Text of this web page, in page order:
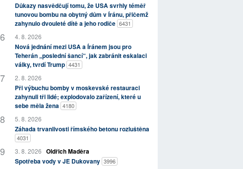
Důkazy nasvědčují tomu, že USA svrhly téměř
tunovou bombu na obytný dům v Íránu, přičemž
zahynulo dvouleté dítě a jeho rodiče 6431
4. 8. 2026
Nová jednání mezi USA a Íránem jsou pro
Teherán „poslední šancí“, jak zabránit eskalaci
války, tvrdí Trump 4431
2. 8. 2026
Při výbuchu bomby v moskevské restauraci
zahynuli tři lidé; explodovalo zařízení, které u
sebe měla žena 4180
5. 8. 2026
Záhada trvanlivosti římského betonu rozluštěna
4031
3. 8. 2026 Oldřich Maděra
Spotřeba vody v JE Dukovany 3996